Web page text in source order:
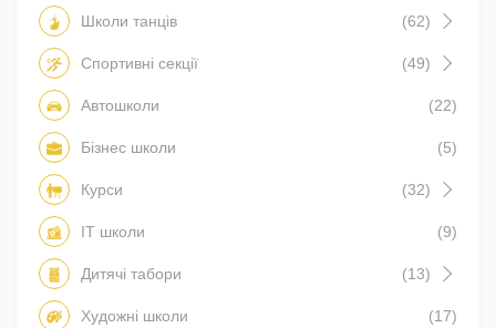
Школи танців (62)
Спортивні секції (49)
Автошколи (22)
Бізнес школи (5)
Курси (32)
IT школи (9)
Дитячі табори (13)
Художні школи (17)